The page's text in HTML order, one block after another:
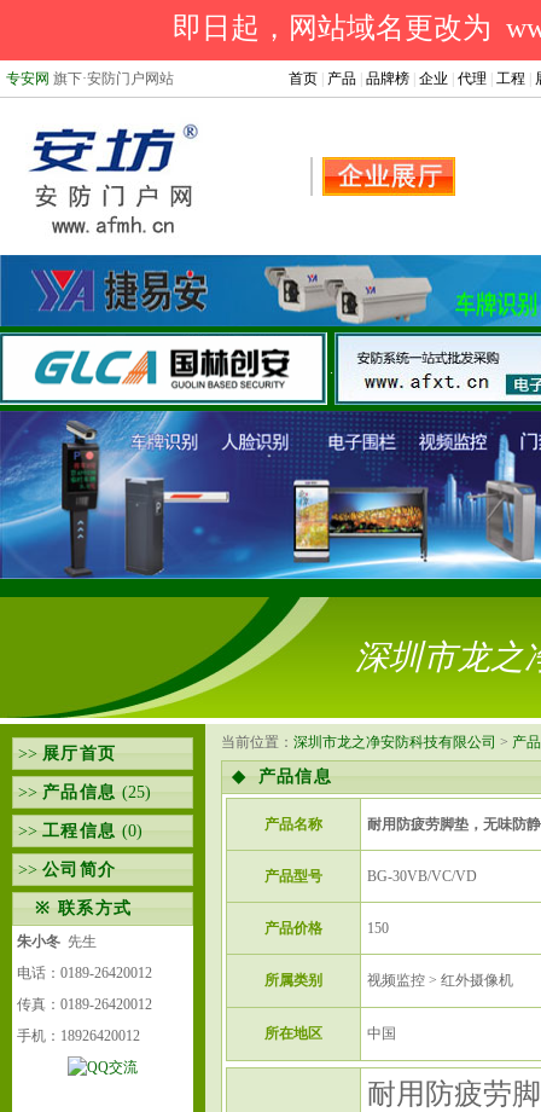
即日起，网站域名更改为
专安网 旗下·安防门户网站 首页 产品 品牌榜 企业 代理 工程
.
深圳市龙之
>> 展厅首页
>> 产品信息 (25)
>> 工程信息 (0)
>> 公司简介
※ 联系方式
朱小冬 先生
电话：0189-26420012
传真：0189-26420012
手机：18926420012
当前位置： 深圳市龙之净安防科技有限公司 > 产
◆ 产品信息
产品名称 耐用防疲劳脚垫，无味防
产品型号 BG-30VB/VC/VD
产品价格 150
所属类别 视频监控 > 红外摄像机
所在地区 中国
耐用防疲劳